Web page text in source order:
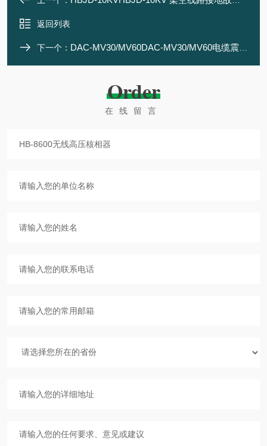
返回列表
下一个： DAC-MV30/MV60DAC-MV30/MV60电缆震荡波测试系统（OWTS）
Order
在线留言